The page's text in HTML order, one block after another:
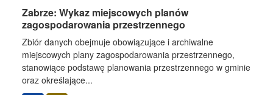
Zabrze: Wykaz miejscowych planów
zagospodarowania przestrzennego
Zbiór danych obejmuje obowiązujące i archiwalne
miejscowych plany zagospodarowania przestrzennego,
stanowiące podstawę planowania przestrzennego w gminie
oraz określające...